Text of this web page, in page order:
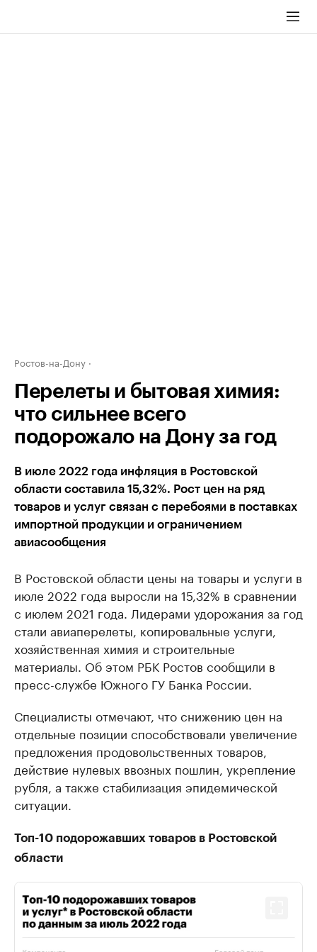
Ростов-на-Дону
Перелеты и бытовая химия:
что сильнее всего
подорожало на Дону за год
В июле 2022 года инфляция в Ростовской
области составила 15,32%. Рост цен на ряд
товаров и услуг связан с перебоями в поставках
импортной продукции и ограничением
авиасообщения
В Ростовской области цены на товары и услуги в
июле 2022 года выросли на 15,32% в сравнении
с июлем 2021 года. Лидерами удорожания за год
стали авиаперелеты, копировальные услуги,
хозяйственная химия и строительные
материалы. Об этом РБК Ростов сообщили в
пресс-службе Южного ГУ Банка России.
Специалисты отмечают, что снижению цен на
отдельные позиции способствовали увеличение
предложения продовольственных товаров,
действие нулевых ввозных пошлин, укрепление
рубля, а также стабилизация эпидемической
ситуации.
Топ-10 подорожавших товаров в Ростовской
области